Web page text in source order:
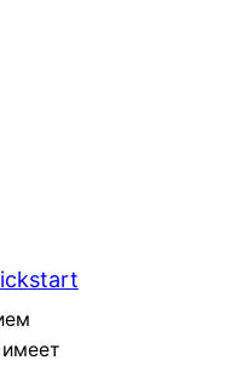
имеет